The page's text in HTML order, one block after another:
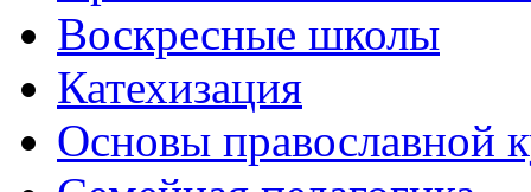
Воскресные школы
Катехизация
Основы православной